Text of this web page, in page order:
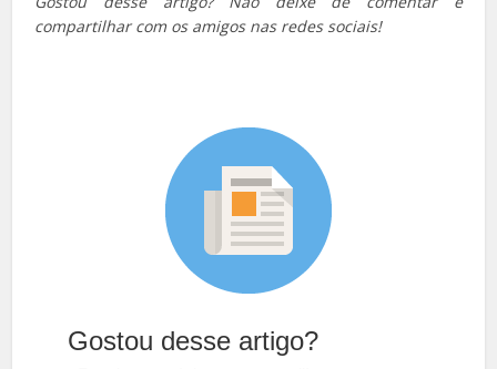
compartilhar com os amigos nas redes sociais!
Gostou desse artigo?